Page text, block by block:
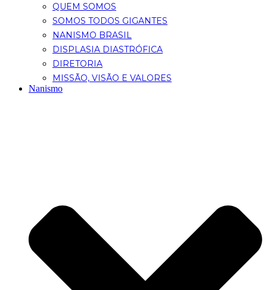
QUEM SOMOS
SOMOS TODOS GIGANTES
NANISMO BRASIL
DISPLASIA DIASTRÓFICA
DIRETORIA
MISSÃO, VISÃO E VALORES
Nanismo